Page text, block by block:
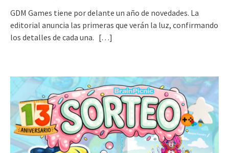
GDM Games tiene por delante un año de novedades. La
editorial anuncia las primeras que verán la luz, confirmando
los detalles de cada una. […]